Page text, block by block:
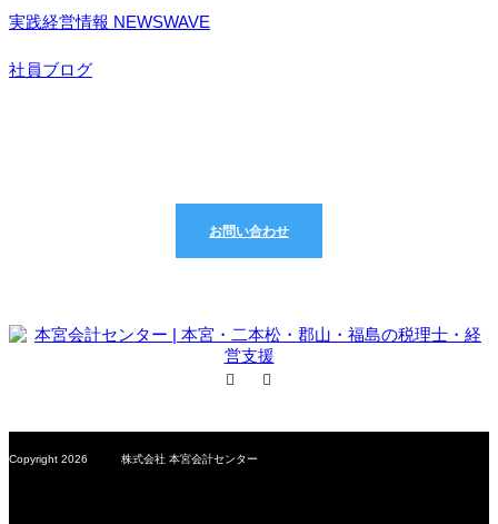
実践経営情報 NEWSWAVE
社員ブログ
お問い合わせ
Facebook
Copyright 2026 株式会社 本宮会計センター